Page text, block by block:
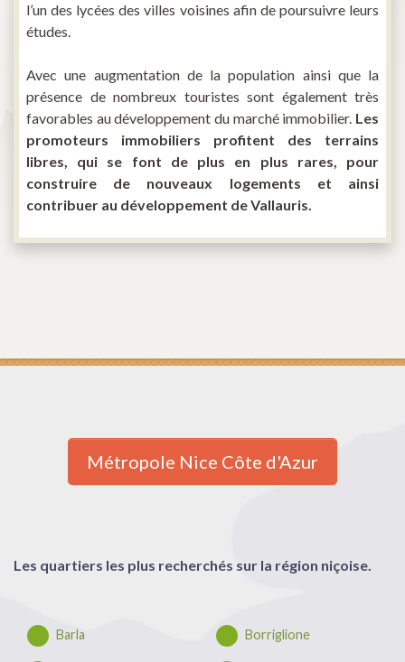
l’un des lycées des villes voisines afin de poursuivre leurs
études.
Avec une augmentation de la population ainsi que la
présence de nombreux touristes sont également très
favorables au développement du marché immobilier. Les
promoteurs immobiliers profitent des terrains
libres, qui se font de plus en plus rares, pour
construire de nouveaux logements et ainsi
contribuer au développement de Vallauris.
Métropole Nice Côte d'Azur
Les quartiers les plus recherchés sur la région niçoise.
Barla Borriglione